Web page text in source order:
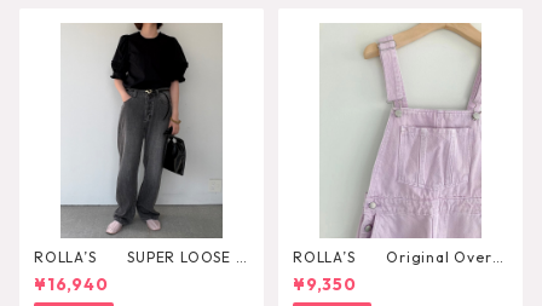
ROLLA’S SUPER LOOSE B
LACK STONE
¥16,940
ROLLA’S Original Overal
l¥9,350